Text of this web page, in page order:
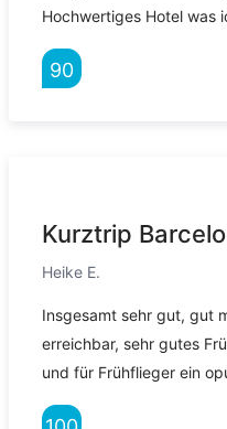
Hochwertiges Hotel was
90
Kurztrip
Heike E.
Insgesamt sehr gut, gut
erreichbar, sehr gutes
und für Frühflieger ein